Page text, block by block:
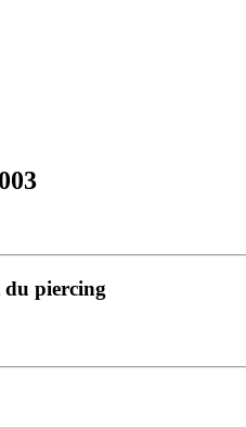
du piercing